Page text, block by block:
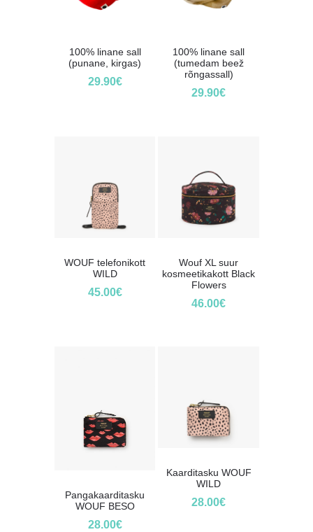
100% linane sall
(punane, kirgas)
29.90€
100% linane sall
(tumedam beež
rõngassall)
29.90€
WOUF telefonikott
WILD
45.00€
Wouf XL suur
kosmeetikakott Black
Flowers
46.00€
Pangakaarditasku
WOUF BESO
28.00€
Kaarditasku WOUF
WILD
28.00€